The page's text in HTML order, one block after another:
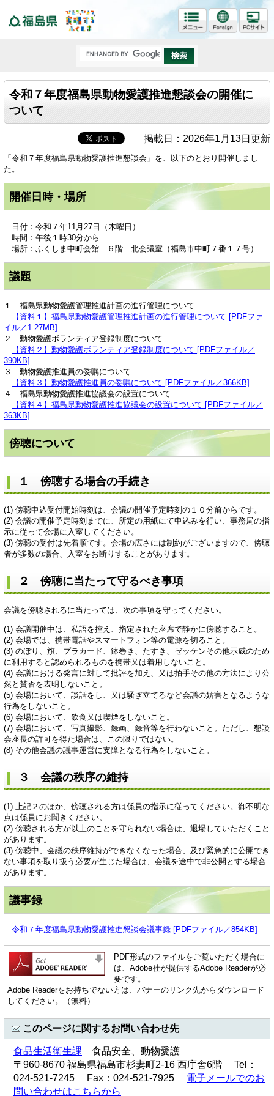
令和７年度福島県動物愛護推進懇談会の開催に
ついて
掲載日：2026年1月13日更新
「令和７年度福島県動物愛護推進懇談会」を、以下のとおり開催しまし
た。
開催日時・場所
日付：令和７年11月27日（木曜日）
時間：午後１時30分から
場所：ふくしま中町会館 ６階 北会議室（福島市中町７番１７号）
議題
１ 福島県動物愛護管理推進計画の進行管理について
【資料１】福島県動物愛護管理推進計画の進行管理について [PDFファ
イル／1.27MB]
２ 動物愛護ボランティア登録制度について
【資料２】動物愛護ボランティア登録制度について [PDFファイル／
390KB]
３ 動物愛護推進員の委嘱について
【資料３】動物愛護推進員の委嘱について [PDFファイル／366KB]
４ 福島県動物愛護推進協議会の設置について
【資料４】福島県動物愛護推進協議会の設置について [PDFファイル／
363KB]
傍聴について
１ 傍聴する場合の手続き
(1) 傍聴申込受付開始時刻は、会議の開催予定時刻の１０分前からです。
(2) 会議の開催予定時刻までに、所定の用紙にて申込みを行い、事務局の指
示に従って会場に入室してください。
(3) 傍聴の受付は先着順です。会場の広さには制約がございますので、傍聴
者が多数の場合、入室をお断りすることがあります。
２ 傍聴に当たって守るべき事項
会議を傍聴されるに当たっては、次の事項を守ってください。
(1) 会議開催中は、私語を控え、指定された座席で静かに傍聴すること。
(2) 会場では、携帯電話やスマートフォン等の電源を切ること。
(3) のぼり、旗、プラカード、鉢巻き、たすき、ゼッケンその他示威のため
に利用すると認められるものを携帯又は着用しないこと。
(4) 会議における発言に対して批評を加え、又は拍手その他の方法により公
然と賛否を表明しないこと。
(5) 会場において、談話をし、又は騒ぎ立てるなど会議の妨害となるような
行為をしないこと。
(6) 会場において、飲食又は喫煙をしないこと。
(7) 会場において、写真撮影、録画、録音等を行わないこと。ただし、懇談
会座長の許可を得た場合は、この限りではない。
(8) その他会議の議事運営に支障となる行為をしないこと。
３ 会議の秩序の維持
(1) 上記２のほか、傍聴される方は係員の指示に従ってください。御不明な
点は係員にお聞きください。
(2) 傍聴される方が以上のことを守られない場合は、退場していただくこと
があります。
(3) 傍聴中、会議の秩序維持ができなくなった場合、及び緊急的に公開でき
ない事項を取り扱う必要が生じた場合は、会議を途中で非公開とする場合
があります。
議事録
令和７年度福島県動物愛護推進懇談会議事録 [PDFファイル／854KB]
PDF形式のファイルをご覧いただく場合に
は、Adobe社が提供するAdobe Readerが必
要です。
Adobe Readerをお持ちでない方は、バナーのリンク先からダウンロード
してください。（無料）
このページに関するお問い合わせ先
食品生活衛生課 食品安全、動物愛護
〒960-8670 福島県福島市杉妻町2-16 西庁舎6階 Tel：
024-521-7245 Fax：024-521-7925 電子メールでのお
問い合わせはこちらから